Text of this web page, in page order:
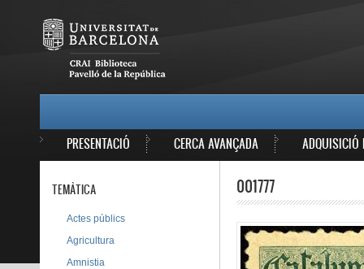
PRESENTACIÓ CERCA AVANÇADA ADQUISICIÓ
001777
TEMÀTICA
Actes públics
Agricultura
Amnistia